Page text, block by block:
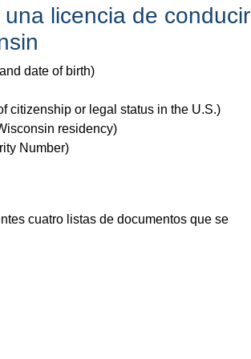
licencia de conducir
date of birth)
citizenship or legal status in the U.S.)
residency)
Number)
cuatro listas de documentos que se